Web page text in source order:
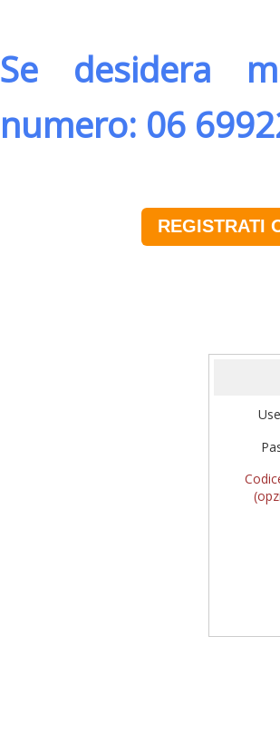
Se desidera
numero: 06
REGISTRATI